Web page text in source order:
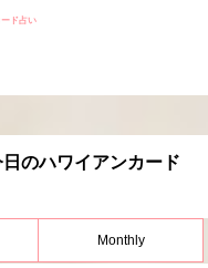
ド占い
のハワイアンカード
Monthly